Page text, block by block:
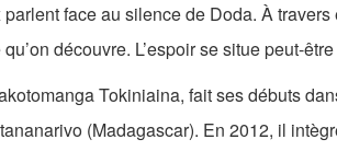
face au silence de Doda. À
découvre. L’espoir se situe peut-
Tokiniaina, fait ses débuts
(Madagascar). En 2012, il